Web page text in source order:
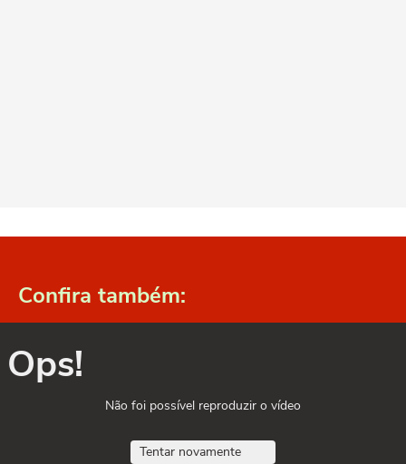
Confira também:
Ops!
Não foi possível reproduzir o vídeo
Tentar novamente